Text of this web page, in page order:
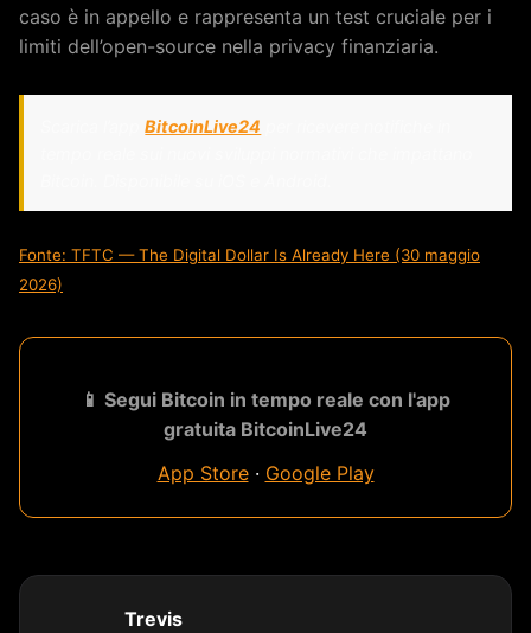
caso è in appello e rappresenta un test cruciale per i
limiti dell’open-source nella privacy finanziaria.
Scarica l’appBitcoinLive24
Fonte: TFTC — The Digital Dollar Is Already Here (30 maggio
2026)
📱 Segui Bitcoin in tempo reale con l'app
gratuita BitcoinLive24
App Store· Google Play
Trevis